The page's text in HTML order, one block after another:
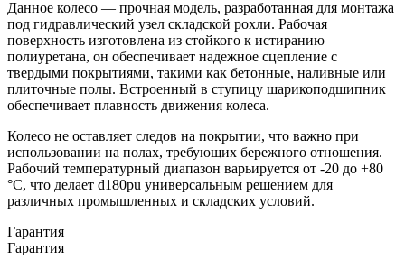
Данное колесо — прочная модель, разработанная для монтажа
под гидравлический узел складской рохли. Рабочая
поверхность изготовлена из стойкого к истиранию
полиуретана, он обеспечивает надежное сцепление с
твердыми покрытиями, такими как бетонные, наливные или
плиточные полы. Встроенный в ступицу шарикоподшипник
обеспечивает плавность движения колеса.
Колесо не оставляет следов на покрытии, что важно при
использовании на полах, требующих бережного отношения.
Рабочий температурный диапазон варьируется от -20 до +80
°С, что делает d180pu универсальным решением для
различных промышленных и складских условий.
Гарантия
Гарантия